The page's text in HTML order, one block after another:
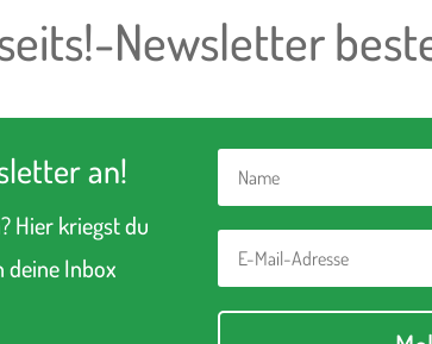
Newsletter
an!
Hier kriegst du
deine Inbox